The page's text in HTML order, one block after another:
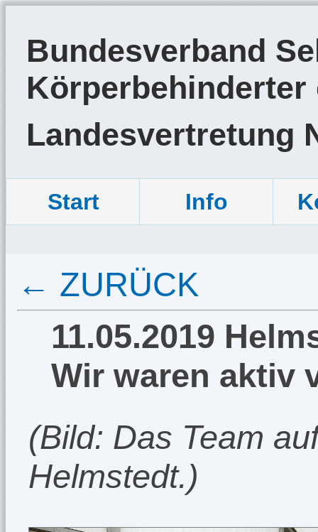
Bundesverband
Körperbehinderter
Landesvertretung
Start Info
← ZURÜCK
11.05.2019
Wir waren aktiv
(Bild: Das Team
Helmstedt.)